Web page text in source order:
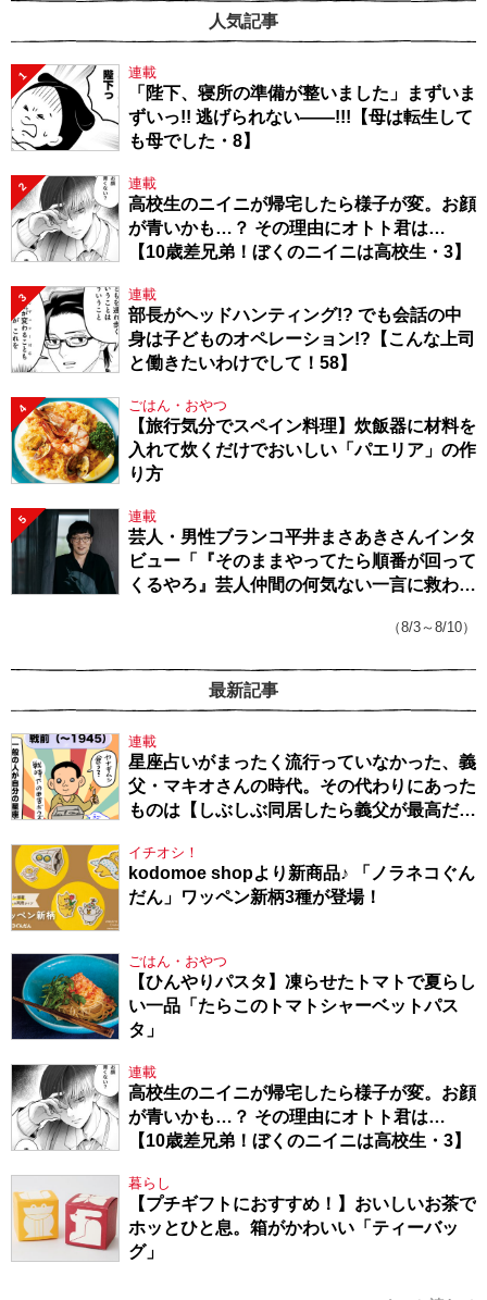
人気記事
1 連載
「陛下、寝所の準備が整いました」まずいま
ずいっ!! 逃げられない――!!!【母は転生して
も母でした・8】
2 連載
高校生のニイニが帰宅したら様子が変。お顔
が青いかも…？ その理由にオトト君は…
【10歳差兄弟！ぼくのニイニは高校生・3】
3 連載
部長がヘッドハンティング!? でも会話の中
身は子どものオペレーション!?【こんな上司
と働きたいわけでして！58】
4 ごはん・おやつ
【旅行気分でスペイン料理】炊飯器に材料を
入れて炊くだけでおいしい「パエリア」の作
り方
5 連載
芸人・男性ブランコ平井まさあきさんインタ
ビュー「『そのままやってたら順番が回って
くるやろ』芸人仲間の何気ない一言に救われ
（8/3～8/10）
最新記事
連載
星座占いがまったく流行っていなかった、義
父・マキオさんの時代。その代わりにあった
ものは【しぶしぶ同居したら義父が最高だっ
イチオシ！
kodomoe shopより新商品♪ 「ノラネコぐん
だん」ワッペン新柄3種が登場！
ごはん・おやつ
【ひんやりパスタ】凍らせたトマトで夏らし
い一品「たらこのトマトシャーベットパス
タ」
連載
高校生のニイニが帰宅したら様子が変。お顔
が青いかも…？ その理由にオトト君は…
【10歳差兄弟！ぼくのニイニは高校生・3】
暮らし
【プチギフトにおすすめ！】おいしいお茶で
ホッとひと息。箱がかわいい「ティーバッ
グ」